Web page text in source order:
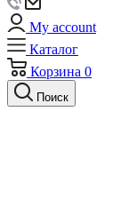
My account
Каталог
Корзина 0
Поиск